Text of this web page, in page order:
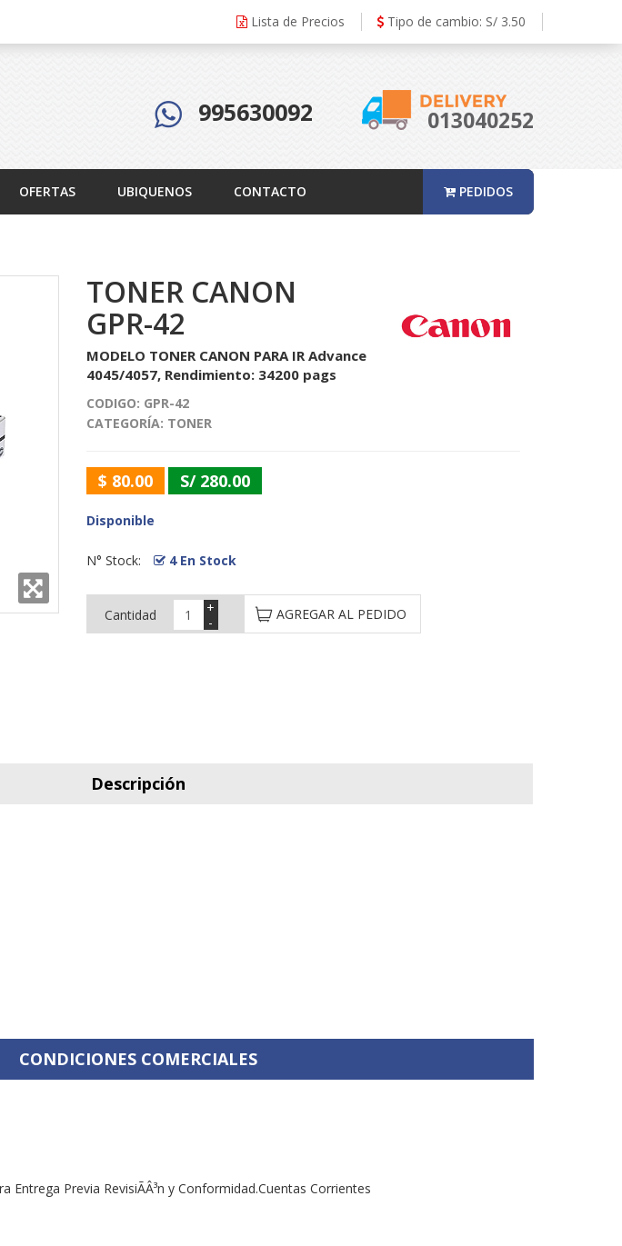
Lista de Precios Tipo de cambio: S/ 3.50
995630092 013040252
OFERTAS UBIQUENOS CONTACTO PEDIDOS
TONER CANON
GPR-42
MODELO TONER CANON PARA IR Advance
4045/4057, Rendimiento: 34200 pags
CODIGO: GPR-42
CATEGORÍA: TONER
$ 80.00 S/ 280.00
Disponible
N° Stock: 4 En Stock
Cantidad -
+ AGREGAR AL PEDIDO
Descripción
CONDICIONES COMERCIALES
Previa RevisiÃÂ³n y Conformidad.Cuentas Corrientes